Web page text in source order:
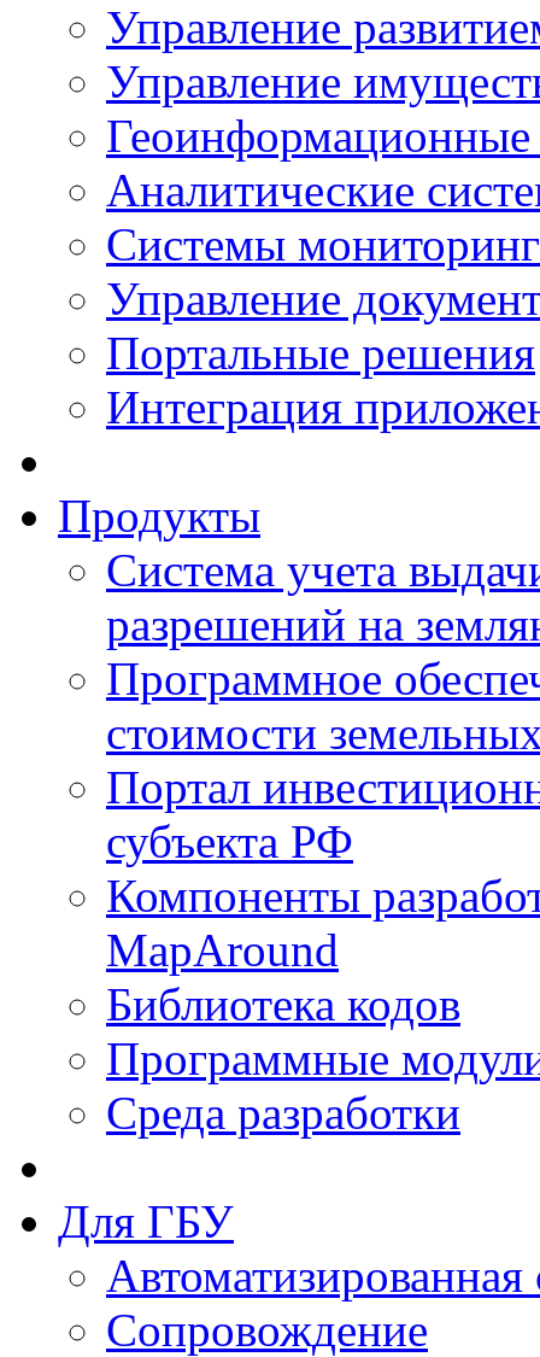
Управление
Управление
Аналитические
Системы
Управление
Портальные решения
Интеграция
Продукты
Система учета
разрешений на
Программное
стоимости
Портал
субъекта РФ
Компоненты
MapAround
Библиотека кодов
Программные
Среда разработки
Для ГБУ
Сопровождение